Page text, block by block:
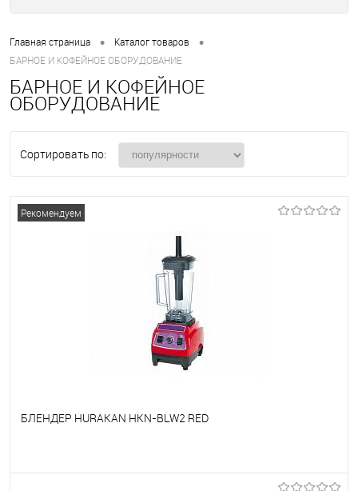
Главная страница • Каталог товаров •
БАРНОЕ И КОФЕЙНОЕ ОБОРУДОВАНИЕ
БАРНОЕ И КОФЕЙНОЕ
ОБОРУДОВАНИЕ
Сортировать по:
Рекомендуем
БЛЕНДЕР HURAKAN HKN-BLW2 RED